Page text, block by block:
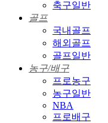
축구일반
골프
국내골프
해외골프
골프일반
농구/배구
프로농구
농구일반
NBA
프로배구